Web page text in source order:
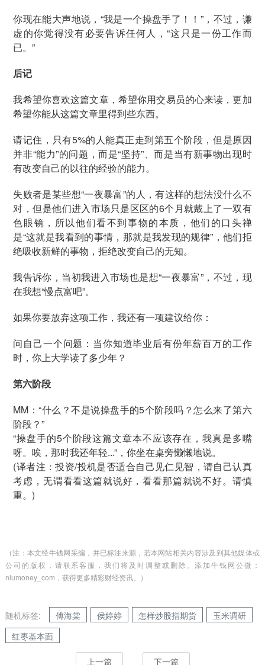
你现在能大声地说，“我是一个操盘手了！！”，不过，谦
虚的你觉得没有必要告诉任何人，“这只是一份工作而
已。”
后记
我希望你喜欢这篇文章，希望你用交易员的心来读，更加
希望你能从这篇文章里得到些东西。
请记住，只有5%的人能真正走到第五个阶段，但是原因
并非“能力”的问题，而是“坚持”、而是当有新事物出现时
有改变自己的以往的经验的能力。
失败者是某些想“一夜暴富”的人，有这样的想法没什么不
对，但是他们进入市场只是区区的6个月就戴上了一双有
色眼镜，所以他们看不到事物的本质，他们的口头禅
是“这就是我看到的事情，那就是我发现的规律”，他们拒
绝吸收新鲜的事物，拒绝改变自己的无知。
我告诉你，当初我进入市场也是想“一夜暴富”，不过，现
在我想“慢点富吧”。
如果你要放弃这项工作，我还有一项建议给你：
问自己一个问题：当你知道毕业后有份年薪百万的工作
时，你上大学读了多少年？
第六阶段
MM：“什么？不是说操盘手的5个阶段吗？怎么来了第六
阶段？”
“操盘手的5个阶段这篇文章本不应该存在，我真是多嘴
呀。唉，那时我还年轻...”，你坐在桌旁懒懒地说。
(译者注：投资/投机是否适合自己见仁见智，请自己认真
考虑，无谓看看这篇就说好，看看那篇就说不好。请慎
重。)
（注：本文经牛钱网采编，并已标注来源，若本网站相关内容涉及到其他媒体或
公司的版权，请联系客服，我们将及时调整或删除。添加牛钱网公微：
niumoney_com，获得更多精彩财经资讯。）
随机标签: 傅海棠 侯婷婷 怎样炒股指期货
玉米调研
红枣基本面
上一篇 下一篇